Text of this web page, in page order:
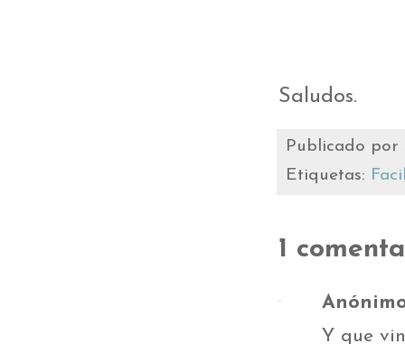
Saludos.
Publicado por
Etiquetas:
1
Y que